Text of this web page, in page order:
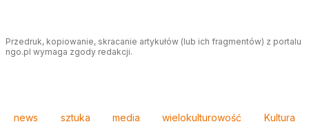
Przedruk, kopiowanie, skracanie artykułów (lub ich fragmentów) z portalu
ngo.pl wymaga zgody redakcji.
news sztuka media wielokulturowość Kultura